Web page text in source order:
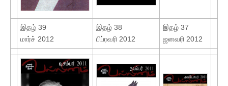
இதழ் 39
மார்ச் 2012
இதழ் 38
பிப்ரவரி 2012
இதழ் 37
ஜனவரி 2012